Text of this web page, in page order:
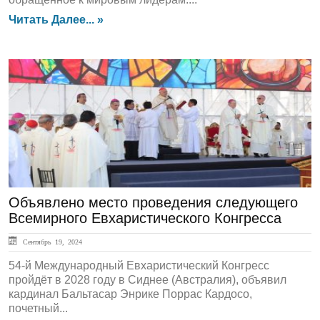
Читать Далее... »
ЛЕНТА НОВОСТЕЙ
Объявлено место проведения следующего
Всемирного Евхаристического Конгресса
Сентябрь 19, 2024
54-й Международный Евхаристический Конгресс
пройдёт в 2028 году в Сиднее (Австралия), объявил
кардинал Бальтасар Энрике Поррас Кардосо,
почетный...